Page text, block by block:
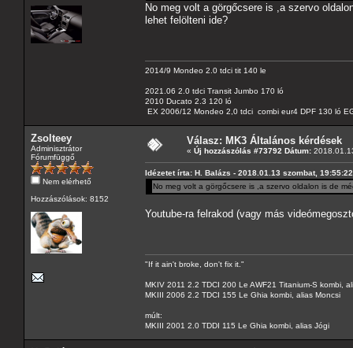
No meg volt a görgőcsere is ,a szervo
lehet felölteni ide?
2014/9 Mondeo 2.0 tdci tit 140 le
2021.06 2.0 tdci Transit Jumbo 170 ló
2010 Ducato 2.3 120 ló
EX 2006/12 Mondeo 2,0 tdci combi eur4 DPF 130 ló
Zsolteey
Adminisztrátor
Fórumfüggő
Nem elérhető
Hozzászólások: 8152
Válasz: MK3 Általános kérdések
« Új hozzászólás #73792 Dátum:
Idézetet írta: H. Balázs - 2018.01.13 szombat, 19:55:22
No meg volt a görgőcsere is ,a szervo oldalon is de
Youtube-ra felrakod (vagy más
"If it ain't broke, don't fix it."
MKIV 2011 2.2 TDCI 200 Le AWF21 Titanium-S kombi,
MKIII 2006 2.2 TDCI 155 Le Ghia kombi, alias Moncsi
múlt:
MKIII 2001 2.0 TDDI 115 Le Ghia kombi, alias Jógi